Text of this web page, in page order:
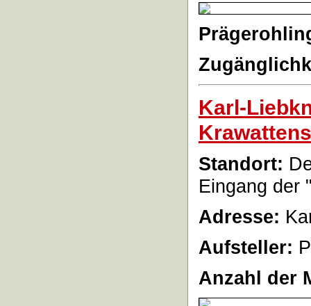
Karl-
Standort:
Eingang der
Adresse:
Aufsteller:
Anzahl der